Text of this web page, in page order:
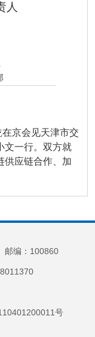
人
京会见天津市交
文一行。双方就
供应链合作、加
编：100860
号